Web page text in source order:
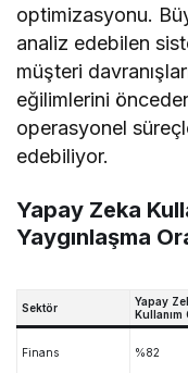
optimizasyonu.
analiz edebilen
müşteri
eğilimlerini
operasyonel
edebiliyor.
Yapay Zeka
Yaygınlaşma
Sektör
Yapay
Kullanım
Finans %82